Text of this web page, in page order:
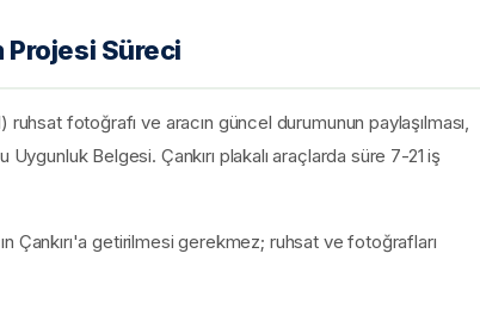
Projesi Süreci
ruhsat fotoğrafı ve aracın güncel durumunun paylaşılması,
Belgesi. Çankırı plakalı araçlarda süre 7-21 iş
Çankırı'a getirilmesi gerekmez; ruhsat ve fotoğrafları